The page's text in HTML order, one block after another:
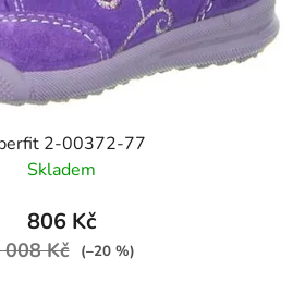
2-00372-77
Skladem
806 Kč
008 Kč (–20 %)